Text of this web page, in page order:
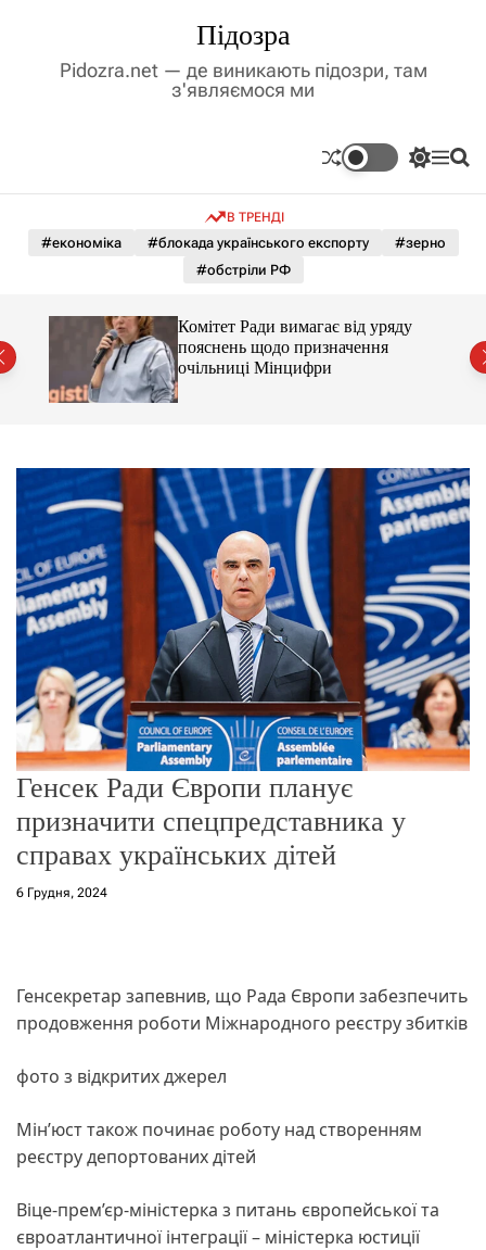
у
Підозра
Pidozra.net — де виникають підозри, там
з'являємося ми
П
м
к
о
о
г
о
р
и
м
у
М П
В ТРЕНДІ
#економіка #блокада українського експорту
#зерно
#обстріли РФ
Комітет Ради вимагає від уряду
пояснень щодо призначення
очільниці Мінцифри
Генсек Ради Європи планує
призначити спецпредставника у
справах українських дітей
6 Грудня, 2024
Генсекретар запевнив, що Рада Європи забезпечить
продовження роботи Міжнародного реєстру збитків
фото з відкритих джерел
Мін’юст також починає роботу над створенням
реєстру депортованих дітей
Віце-прем’єр-міністерка з питань європейської та
євроатлантичної інтеграції – міністерка юстиції